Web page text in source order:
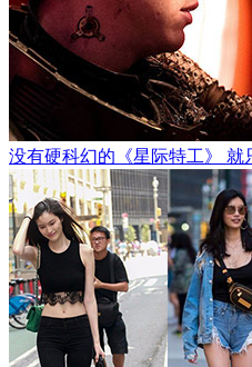
没有硬科幻的《星际特工》 就